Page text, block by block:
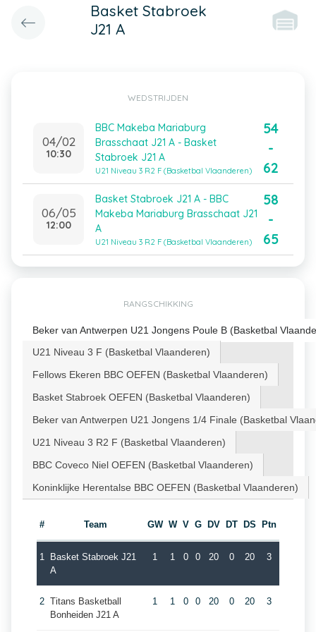
Basket Stabroek
J21 A
WEDSTRIJDEN
04/02
10:30
BBC Makeba Mariaburg
Brasschaat J21 A - Basket
Stabroek J21 A
U21 Niveau 3 R2 F (Basketbal Vlaanderen)
54
-
62
06/05
12:00
Basket Stabroek J21 A - BBC
Makeba Mariaburg Brasschaat J21
A
U21 Niveau 3 R2 F (Basketbal Vlaanderen)
58
-
65
RANGSCHIKKING
Beker van Antwerpen U21 Jongens Poule B (Basketbal
U21 Niveau 3 F (Basketbal Vlaanderen)
Fellows Ekeren BBC OEFEN (Basketbal Vlaanderen)
Basket Stabroek OEFEN (Basketbal Vlaanderen)
Beker van Antwerpen U21 Jongens 1/4 Finale (Basketbal
U21 Niveau 3 R2 F (Basketbal Vlaanderen)
BBC Coveco Niel OEFEN (Basketbal Vlaanderen)
Koninklijke Herentalse BBC OEFEN (Basketbal Vlaanderen)
# Team GW W V G DV DT DS Ptn
1
Basket Stabroek J21
A
1 1 0 0 20 0 20 3
2 Titans Basketball
Bonheiden J21 A
1 1 0 0 20 0 20 3